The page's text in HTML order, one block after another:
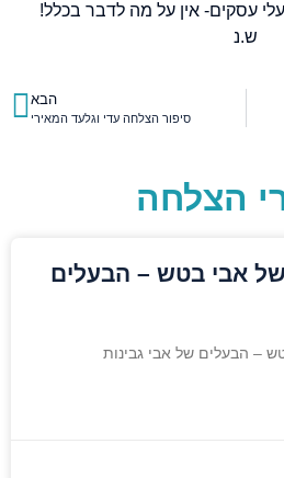
עסקים- אין על מה לדבר בכלל!
ש.נ
הבא
סיפור הצלחה עדי וגלעד המאירי
הצלחה
אבי בטש – הבעלים
– הבעלים של אבי גבינות